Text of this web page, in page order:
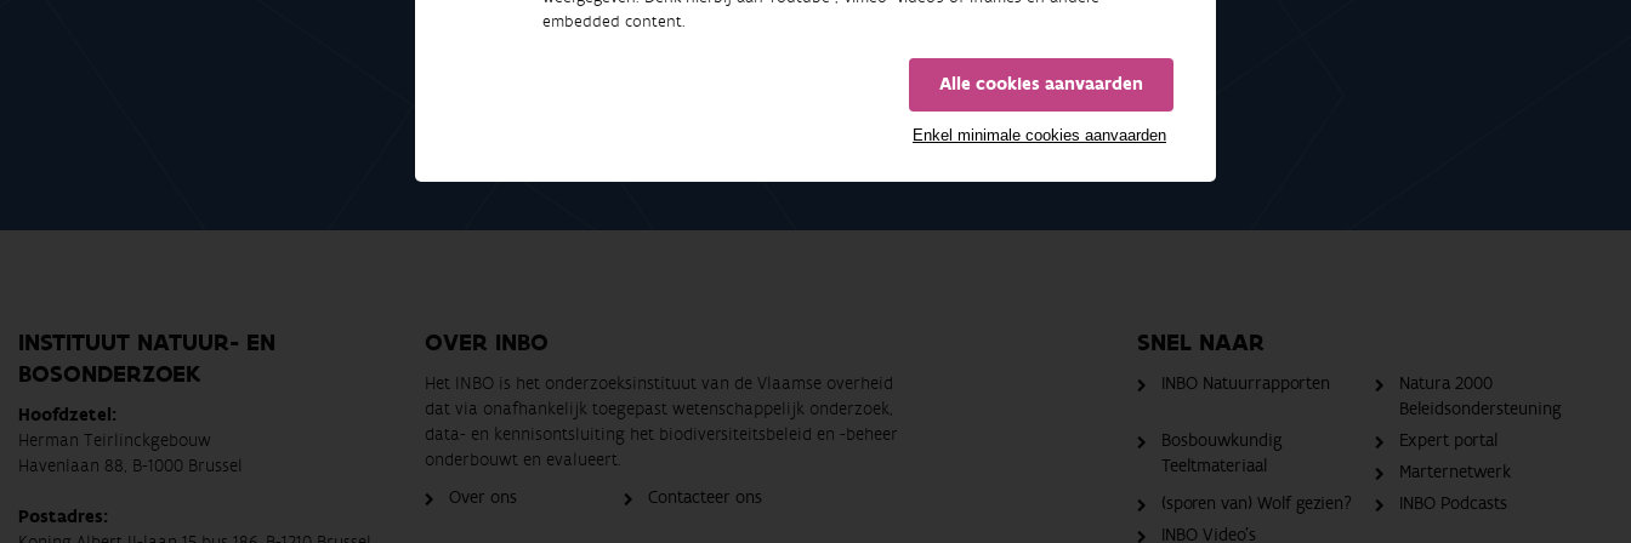
embedded content.
Alle cookies aanvaarden
Enkel minimale cookies aanvaarden
SCHRIJF U IN OP ONZE MAILINGLIJST
INSTITUUT NATUUR- EN
BOSONDERZOEK
Hoofdzetel:
Herman Teirlinckgebouw
Havenlaan 88, B-1000 Brussel
Postadres:
OVER INBO
Het INBO is het onderzoeksinstituut van de Vlaamse overheid
dat via onafhankelijk toegepast wetenschappelijk onderzoek,
data- en kennisontsluiting het biodiversiteitsbeleid en -beheer
onderbouwt en evalueert.
Over ons
Contacteer ons
SNEL NAAR
INBO Natuurrapporten
Natura 2000
Beleidsondersteuning
Bosbouwkundig
Teeltmateriaal
Expert portal
Marternetwerk
(sporen van) Wolf gezien?
INBO Podcasts
INBO Video's